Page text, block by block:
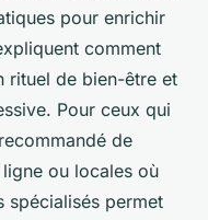
pour enrichir
comment
rituel de bien-être et
Pour ceux qui
de
ou locales où
spécialisés permet